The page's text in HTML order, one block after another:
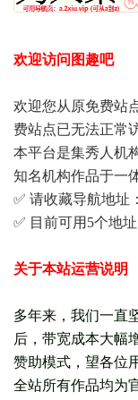
欢迎访问图趣吧
欢迎您从原免费站
费站点已无法正常
本平台是集秀人机
知名机构作品于一
✅ 请收藏导航地址：
✅ 目前可用5个地址
关于本站运营说明
多年来，我们一直
后，带宽成本大幅
赞助模式，望各位
全站所有作品均为